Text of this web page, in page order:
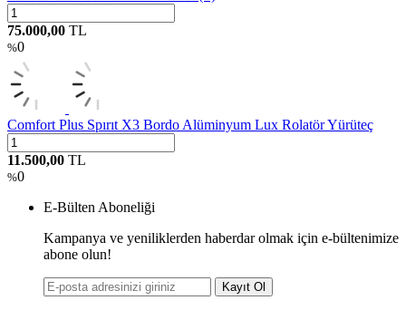
75.000,00 TL
%0
Comfort Plus Spırıt X3 Bordo Alüminyum Lux Rolatör Yürüteç
11.500,00 TL
%0
E-Bülten Aboneliği
Kampanya ve yeniliklerden haberdar olmak için e-bültenimize
abone olun!
Kayıt Ol